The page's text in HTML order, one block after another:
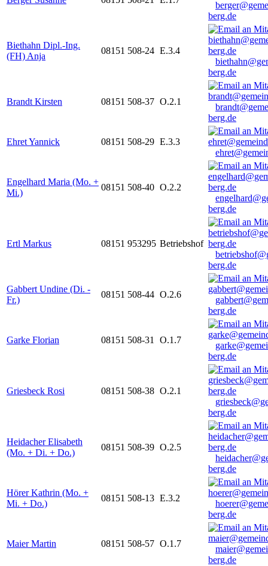
berg.de
Biethahn Dipl.-Ing.
(FH) Anja
08151 508-24 E.3.4
berg.de
Brandt Kirsten 08151 508-37 O.2.1
berg.de
Ehret Yannick 08151 508-29 E.3.3
Engelhard Maria (Mo. +
Mi.)
08151 508-40 O.2.2
berg.de
Ertl Markus 08151 953295 Betriebshof
berg.de
Gabbert Undine (Di. -
Fr.)
08151 508-44 O.2.6
berg.de
Garke Florian 08151 508-31 O.1.7
berg.de
Griesbeck Rosi 08151 508-38 O.2.1
berg.de
Heidacher Elisabeth
(Mo. + Di. + Do.)
08151 508-39 O.2.5
berg.de
Hörer Kathrin (Mo. +
Mi. + Do.)
08151 508-13 E.3.2
berg.de
Maier Martin 08151 508-57 O.1.7
berg.de